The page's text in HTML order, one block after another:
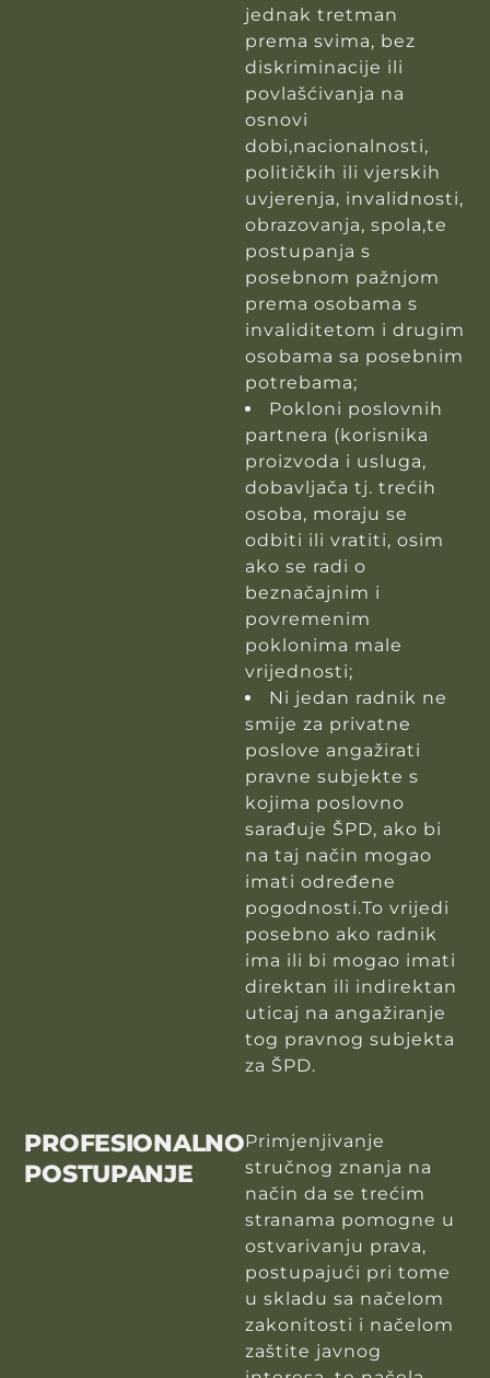
jednak tretman
prema svima, bez
diskriminacije ili
povlašćivanja na
osnovi
dobi,nacionalnosti,
političkih ili vjerskih
uvjerenja, invalidnosti,
obrazovanja, spola,te
postupanja s
posebnom pažnjom
prema osobama s
invaliditetom i drugim
osobama sa posebnim
potrebama;
Pokloni poslovnih
partnera (korisnika
proizvoda i usluga,
dobavljača tj. trećih
osoba, moraju se
odbiti ili vratiti, osim
ako se radi o
beznačajnim i
povremenim
poklonima male
vrijednosti;
Ni jedan radnik ne
smije za privatne
poslove angažirati
pravne subjekte s
kojima poslovno
sarađuje ŠPD, ako bi
na taj način mogao
imati određene
pogodnosti.To vrijedi
posebno ako radnik
ima ili bi mogao imati
direktan ili indirektan
uticaj na angažiranje
tog pravnog subjekta
za ŠPD.
PROFESIONALNO
POSTUPANJE
Primjenjivanje
stručnog znanja na
način da se trećim
stranama pomogne u
ostvarivanju prava,
postupajući pri tome
u skladu sa načelom
zakonitosti i načelom
zaštite javnog